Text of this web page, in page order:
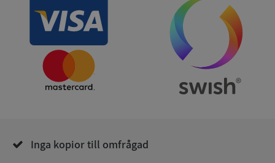
Inga kopior till omfrågad
ASP.NET_SessionId
Microsoft
de.syna.se